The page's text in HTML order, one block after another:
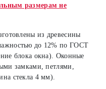
размерам не
из древесины
до 12% по ГОСТ
блока окна). Оконные
замками, петлями,
стекла 4 мм).